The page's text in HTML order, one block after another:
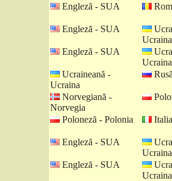
Engleză - SUA
Engleză - SUA
Ucraina
Engleză - SUA
Ucraina
Ucraineană -
Ucraina
Norvegiană -
Norvegia
Poloneză - Polonia
Engleză - SUA
Ucraina
Engleză - SUA
Ucraina